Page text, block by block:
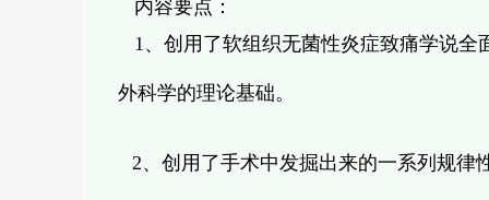
内容要点：
1、创用了软组织无菌性炎症致痛学说全
外科学的理论基础。
2、创用了手术中发掘出来的一系列规律